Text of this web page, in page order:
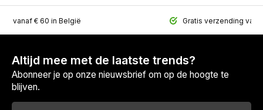
vanaf € 60 in België Gratis verzending
Altijd mee met de laatste trends?
Abonneer je op onze nieuwsbrief om op de hoogte te
blijven.